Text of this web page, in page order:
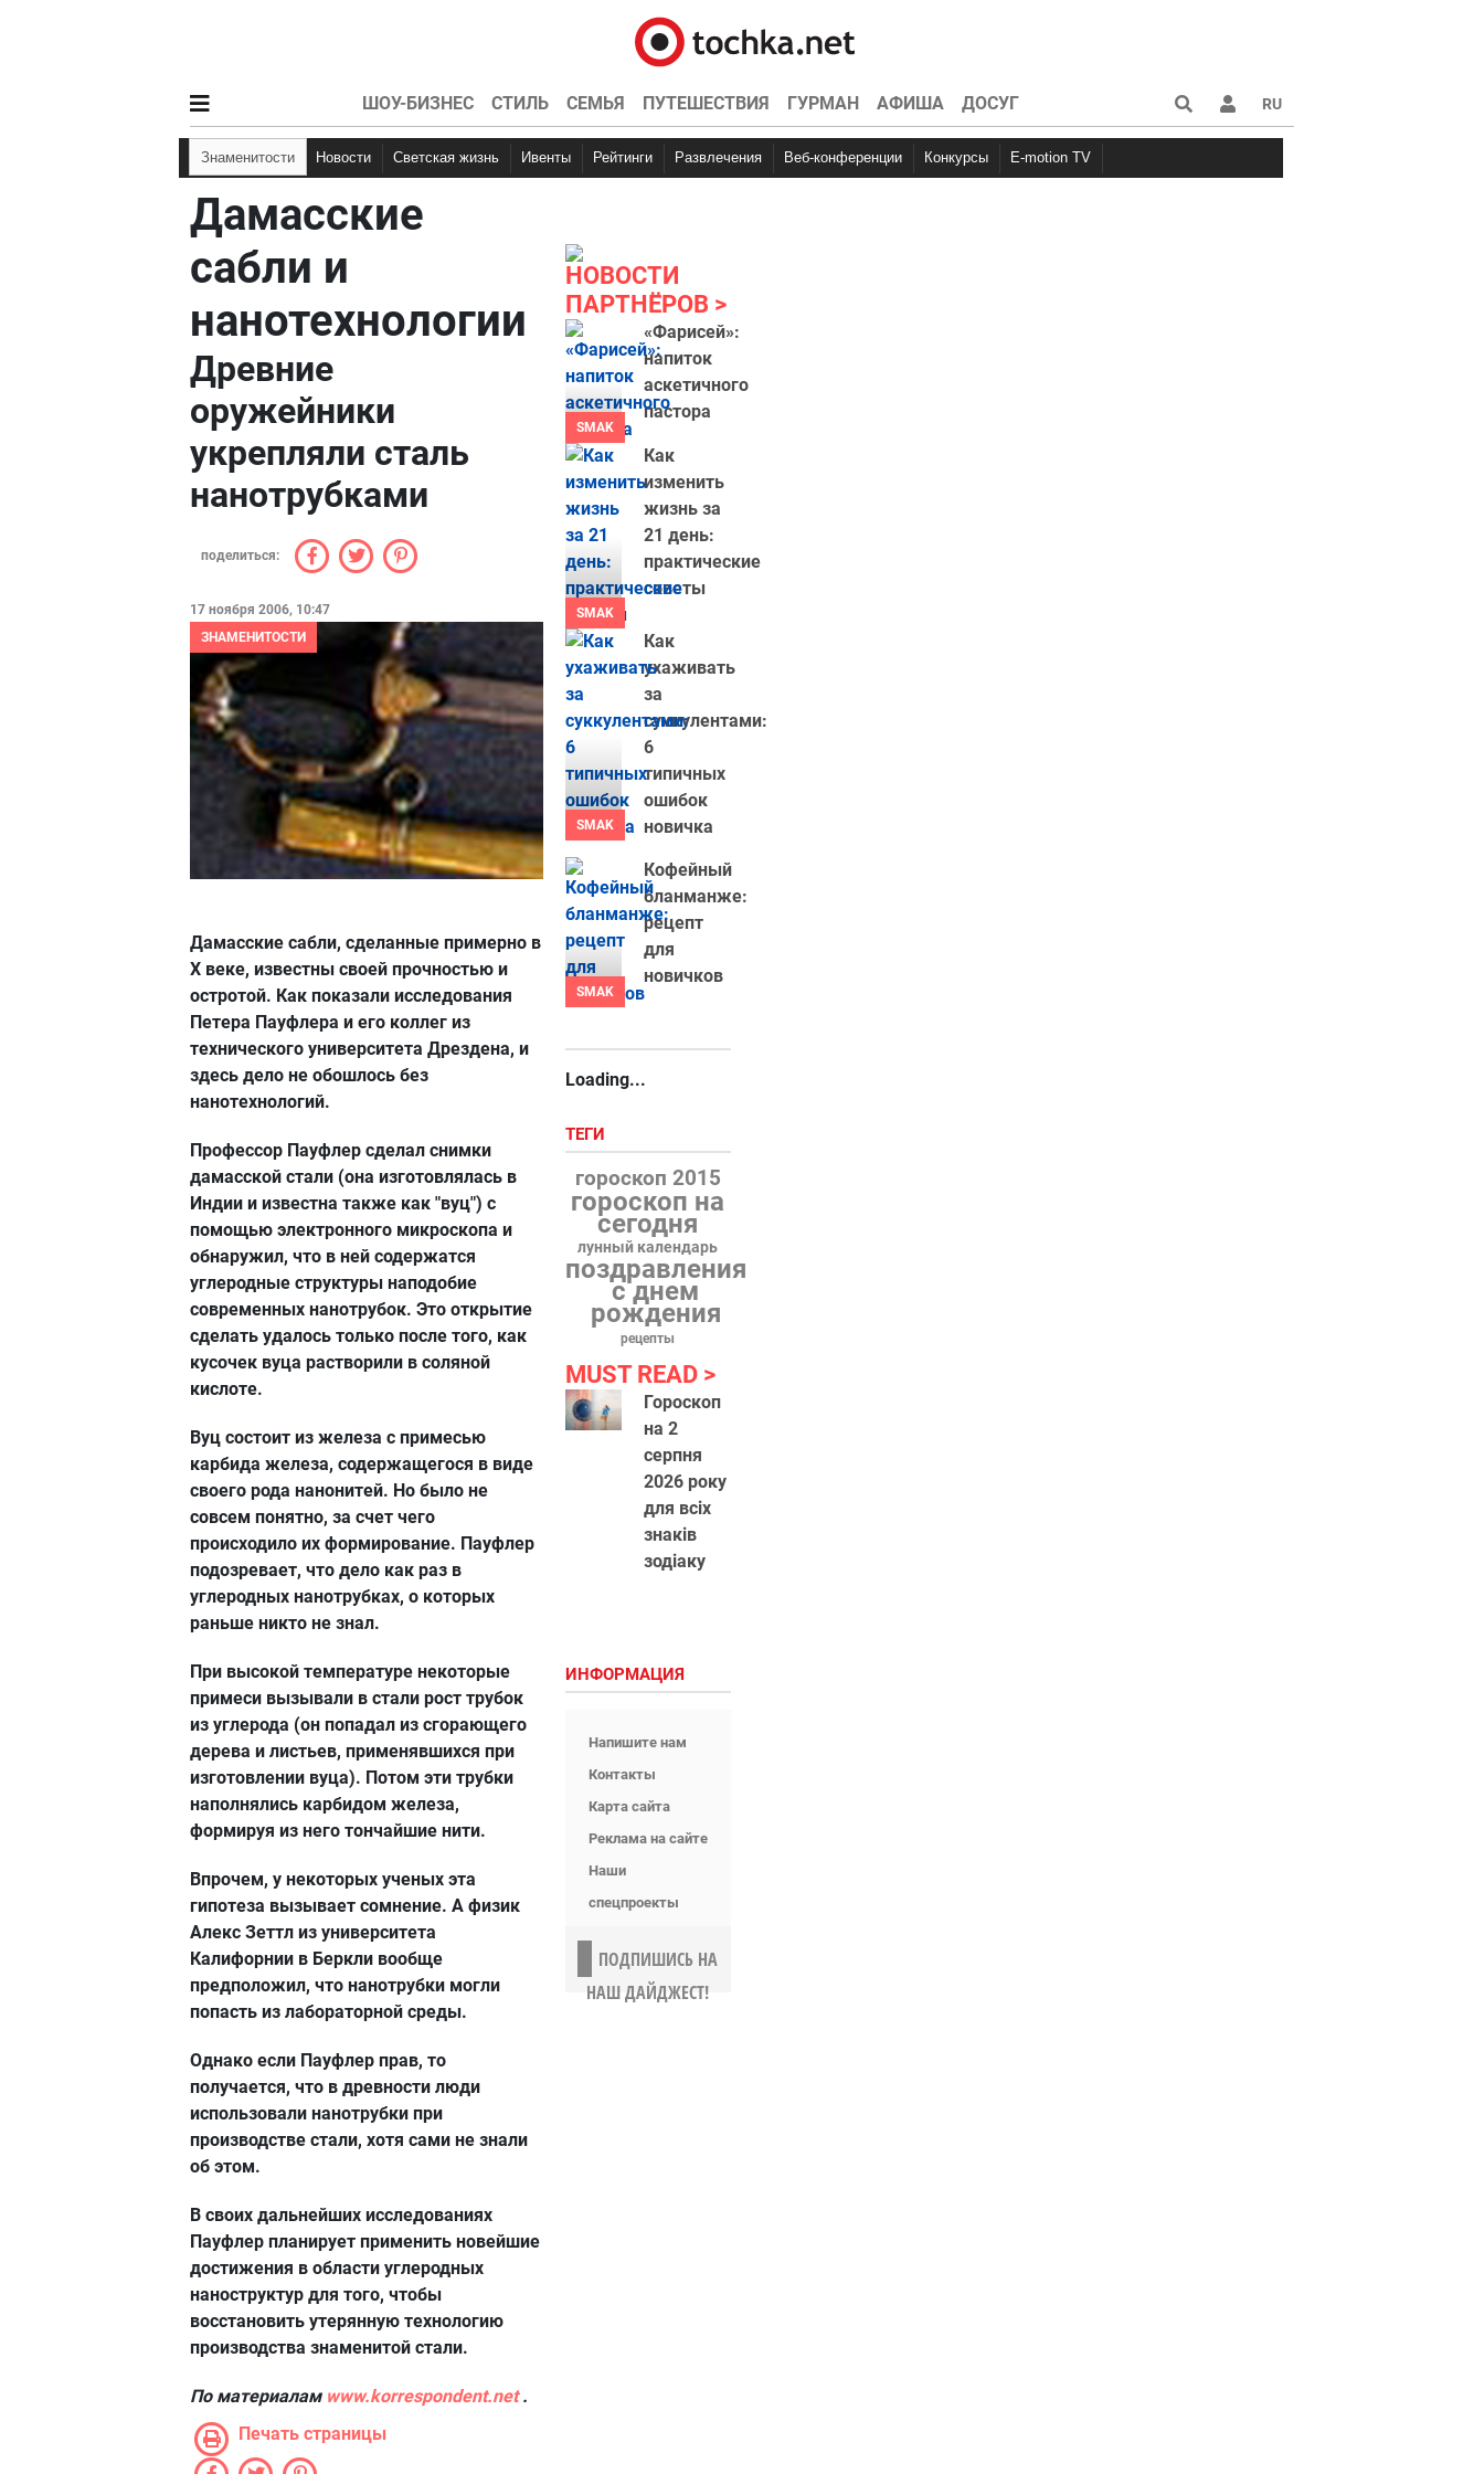
ШОУ-БИЗНЕС СТИЛЬ СЕМЬЯ ПУТЕШЕСТВИЯ ГУРМАН АФИША ДОСУГ RU
Знаменитости Новости Светская жизнь Ивенты Рейтинги Развлечения Веб-конференции Конкурсы E-motion TV
Дамасские
сабли и
нанотехнологии
Древние
оружейники
укрепляли сталь
нанотрубками
поделиться:
17 ноября 2006, 10:47
ЗНАМЕНИТОСТИ
Дамасские сабли, сделанные примерно в
Х веке, известны своей прочностью и
остротой. Как показали исследования
Петера Пауфлера и его коллег из
технического университета Дрездена, и
здесь дело не обошлось без
нанотехнологий.
Профессор Пауфлер сделал снимки
дамасской стали (она изготовлялась в
Индии и известна также как "вуц") с
помощью электронного микроскопа и
обнаружил, что в ней содержатся
углеродные структуры наподобие
современных нанотрубок. Это открытие
сделать удалось только после того, как
кусочек вуца растворили в соляной
кислоте.
Вуц состоит из железа с примесью
карбида железа, содержащегося в виде
своего рода нанонитей. Но было не
совсем понятно, за счет чего
происходило их формирование. Пауфлер
подозревает, что дело как раз в
углеродных нанотрубках, о которых
раньше никто не знал.
При высокой температуре некоторые
примеси вызывали в стали рост трубок
из углерода (он попадал из сгорающего
дерева и листьев, применявшихся при
изготовлении вуца). Потом эти трубки
наполнялись карбидом железа,
формируя из него тончайшие нити.
Впрочем, у некоторых ученых эта
гипотеза вызывает сомнение. А физик
Алекс Зеттл из университета
Калифорнии в Беркли вообще
предположил, что нанотрубки могли
попасть из лабораторной среды.
Однако если Пауфлер прав, то
получается, что в древности люди
использовали нанотрубки при
производстве стали, хотя сами не знали
об этом.
В своих дальнейших исследованиях
Пауфлер планирует применить новейшие
достижения в области углеродных
наноструктур для того, чтобы
восстановить утерянную технологию
производства знаменитой стали.
По материалам www.korrespondent.net.
Печать страницы
НОВОСТИ
ПАРТНЁРОВ
SMAK
«Фарисей»:
напиток
аскетичного
пастора
SMAK
Как
изменить
жизнь за
21 день:
практические
советы
SMAK
Как
ухаживать
за
суккулентами:
6
типичных
ошибок
новичка
SMAK
Кофейный
бланманже:
рецепт
для
новичков
Loading...
ТЕГИ
гороскоп 2015
гороскоп на
сегодня
лунный календарь
поздравления
с днем
рождения
рецепты
MUST READ
Гороскоп
на 2
серпня
2026 року
для всіх
знаків
зодіаку
ИНФОРМАЦИЯ
Напишите нам
Контакты
Карта сайта
Реклама на сайте
Наши
спецпроекты
ПОДПИШИСЬ НА
НАШ ДАЙДЖЕСТ!